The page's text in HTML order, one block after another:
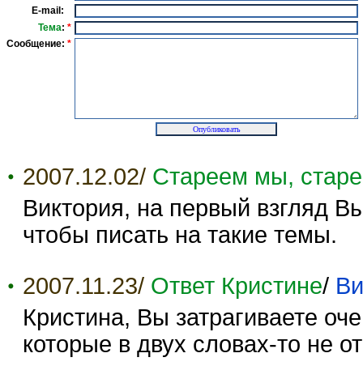
E-mail:
Тема: *
Сообщение: *
2007.12.02/ Стареем мы,
Виктория, на первый взгляд
чтобы писать на такие темы.
2007.11.23/ Ответ Кристине/
Кристина, Вы затрагиваете
которые в двух словах-то не